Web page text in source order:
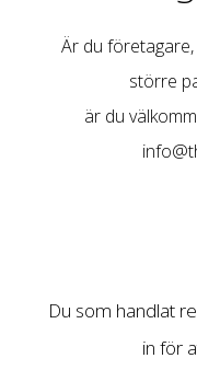
Är du
större
är du
Du som handlat
in för